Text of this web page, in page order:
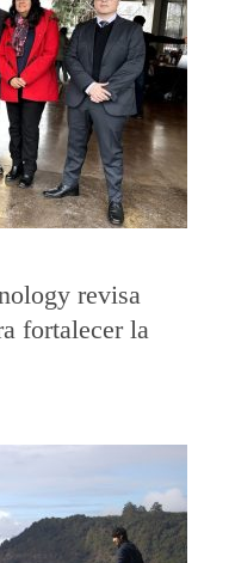
revisa
fortalecer la